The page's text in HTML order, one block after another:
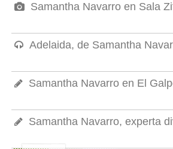
Samantha Navarro en Sala
Adelaida, de Samantha
Samantha Navarro en El
Samantha Navarro, experta